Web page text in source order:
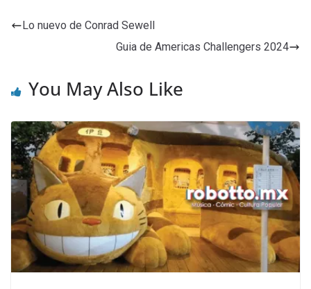
Lo nuevo de Conrad Sewell
Guia de Americas Challengers 2024
You May Also Like